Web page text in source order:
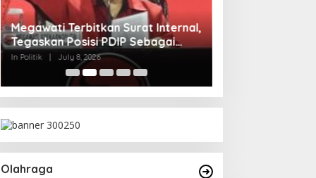
Megawati Terbitkan Surat Internal,
Tegaskan Posisi PDIP Sebagai
Partai Penyeimbang
In Politik | July 8, 2026
Olahraga